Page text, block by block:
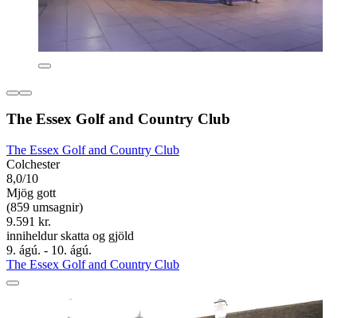
The Essex Golf and Country Club
The Essex Golf and Country Club
Colchester
8,0/10
Mjög gott
(859 umsagnir)
9.591 kr.
inniheldur skatta og gjöld
9. ágú. - 10. ágú.
The Essex Golf and Country Club